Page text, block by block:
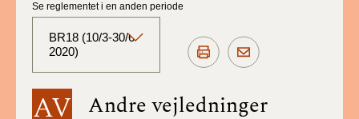
AV Andre vejledninger
Se reglementet i en anden periode
BR18 (10/3-30/6
2020)
BR18 (Aktuelt)